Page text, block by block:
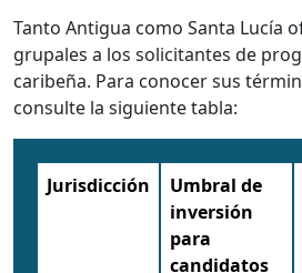
Tanto Antigua como Santa Lucía
grupales a los solicitantes de
caribeña. Para conocer sus
consulte la siguiente tabla:
Jurisdicción
Umbral de
inversión
para
candidatos